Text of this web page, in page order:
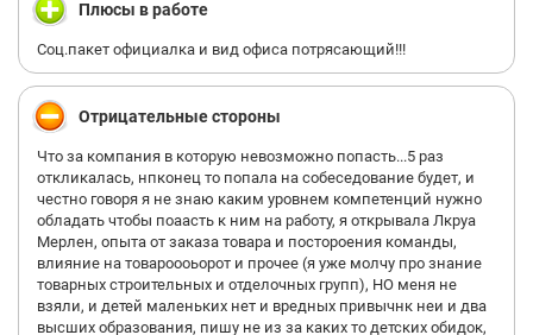
которая равна МРОТ. Столовая кусок дерьма майонезного.
Функционал в вакансии три пункта, по факту придется
заниматься вообще непонятно чем, что даже сотрудники и
руководители затрудняются ответить (это просто провал,
такое встречается мной впервые), произнеси ты пару
бизнесовых терминов, у тебя руководители спросят «а что
это», ахахахаха. У кадровиков и руководства отделов знаний
менеджмента и самое главное ТК РФ и ГК РФ напрочь
отсутствует.
В трудовую само собой подалось обращение, давно хотелось
это сделать))
Не помешает проверочка этой шарашке.
Плюсы в работе
Соц.пакет официалка и вид офиса потрясающий!!!
Отрицательные стороны
Что за компания в которую невозможно попасть...5 раз
откликалась, нпконец то попала на собеседование будет, и
честно говоря я не знаю каким уровнем компетенций нужно
обладать чтобы поаасть к ним на работу, я открывала Лкруа
Мерлен, опыта от заказа товара и постороения команды,
влияние на товароооьорот и прочее (я уже молчу про знание
товарных строительных и отделочных групп), НО меня не
взяли, и детей маленьких нет и вредных привычнк неи и два
высших образования, пишу не из за каких то детских обидок,